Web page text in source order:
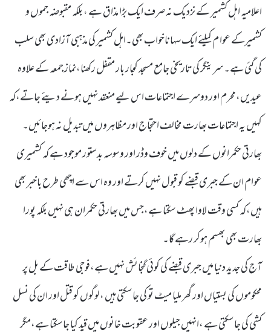
اعلامیہ اہل کشمیر کے نزدیک نہ صرف ایک بڑا مذاق ہے ، بلکہ مقبوضہ جموں و
کشمیرکے عوا م کیلئے ایک سہاناخواب بھی۔اہل کشمیر کی مذہبی آزادی بھی سلب
کی گئی ہے۔ سرینگر کی تاریخی جامع مسجد کو بار بار مقفل رکھنا،نماز جمعہ کے علاوہ
عیدیں،محرم اور دوسرے اجتماعات اس لیے منعقد نہیں ہونے دیئے جاتے،کہ
کہیں یہ اجتماعات بھارت مخالف احتجاج اور مظاہروں میں تبدیل نہ ہوجائیں۔
بھارتی حکمرانوں کے دلوں میں خوف وڈر اور وسوسہ بدستور موجود ہے کہ کشمیری
عوام ان کے جبری قبضے کو قبول نہیں کرتے اور وہ اس سے اچھی طرح باخبر بھی
ہیں،کہ کسی وقت لاوا پھٹ سکتا ہے،جس میں بھارتی حکمران ہی نہیں بلکہ پورا
بھارت بھی بھسم ہوکر رہے گا۔
آج کی جدید دنیا میں جبری قبضے کی کوئی گنجائش نہیں ہے،فوجی طاقت کے بل پر
محکوموں کی بستیاں اور گھر ملیا میٹ تو کی جاسکتی ہیں ،لوگوں کو قتل اور ان کی نسل
کشی کی جاسکتی ہے ،انہیں جیلوں اور عقوبت خانوں میں قید کیا جاسکتا ہے،مگر